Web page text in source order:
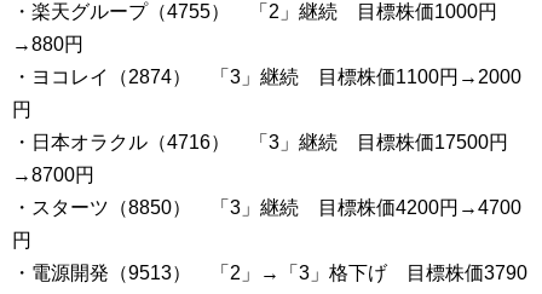
・楽天グループ（4755） 「2」継続 目標株価1000円
→880円
・ヨコレイ（2874） 「3」継続 目標株価1100円→2000
円
・日本オラクル（4716） 「3」継続 目標株価17500円
→8700円
・スターツ（8850） 「3」継続 目標株価4200円→4700
円
・電源開発（9513） 「2」→「3」格下げ 目標株価3790